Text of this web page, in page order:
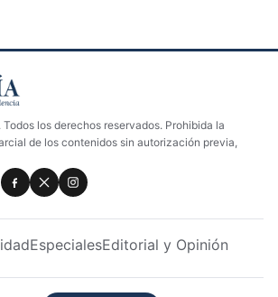
los derechos reservados. Prohibida la
de los contenidos sin autorización previa,
EspecialesEditorial y Opinión